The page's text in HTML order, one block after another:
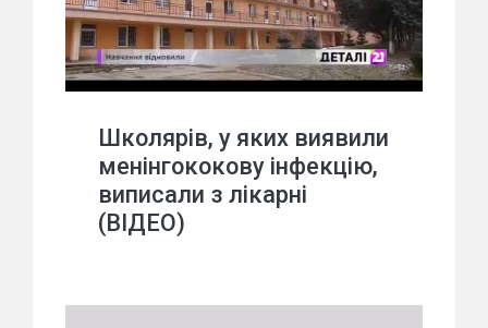
Школярів, у яких виявили
менінгококову інфекцію,
виписали з лікарні
(ВІДЕО)